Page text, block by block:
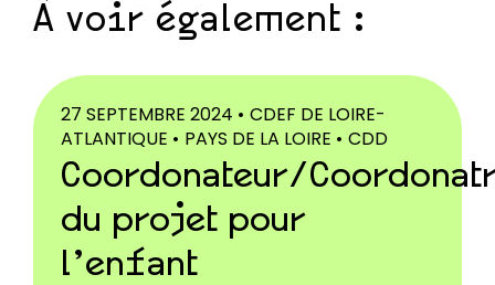
À voir également :
27 SEPTEMBRE 2024 • CDEF DE LOIRE-
ATLANTIQUE • PAYS DE LA LOIRE • CDD
Coordonateur/
du projet pour
l’enfant